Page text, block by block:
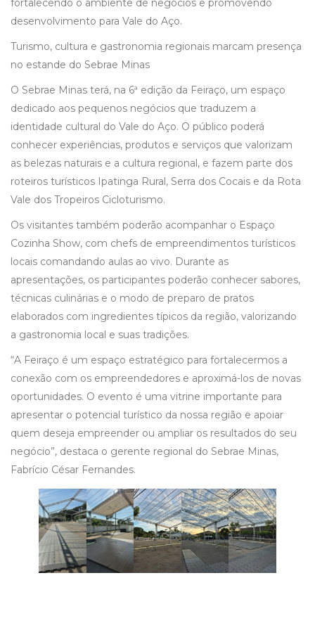
fortalecendo o ambiente de negócios e promovendo
desenvolvimento para Vale do Aço.
Turismo, cultura e gastronomia regionais marcam presença
no estande do Sebrae Minas
O Sebrae Minas terá, na 6ª edição da Feiraço, um espaço
dedicado aos pequenos negócios que traduzem a
identidade cultural do Vale do Aço. O público poderá
conhecer experiências, produtos e serviços que valorizam
as belezas naturais e a cultura regional, e fazem parte dos
roteiros turísticos Ipatinga Rural, Serra dos Cocais e da Rota
Vale dos Tropeiros Cicloturismo.
Os visitantes também poderão acompanhar o Espaço
Cozinha Show, com chefs de empreendimentos turísticos
locais comandando aulas ao vivo. Durante as
apresentações, os participantes poderão conhecer sabores,
técnicas culinárias e o modo de preparo de pratos
elaborados com ingredientes típicos da região, valorizando
a gastronomia local e suas tradições.
“A Feiraço é um espaço estratégico para fortalecermos a
conexão com os empreendedores e aproximá-los de novas
oportunidades. O evento é uma vitrine importante para
apresentar o potencial turístico da nossa região e apoiar
quem deseja empreender ou ampliar os resultados do seu
negócio”, destaca o gerente regional do Sebrae Minas,
Fabrício César Fernandes.